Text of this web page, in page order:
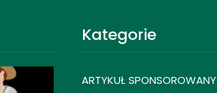
Kategorie
ARTYKUŁ SPONSOROWANY